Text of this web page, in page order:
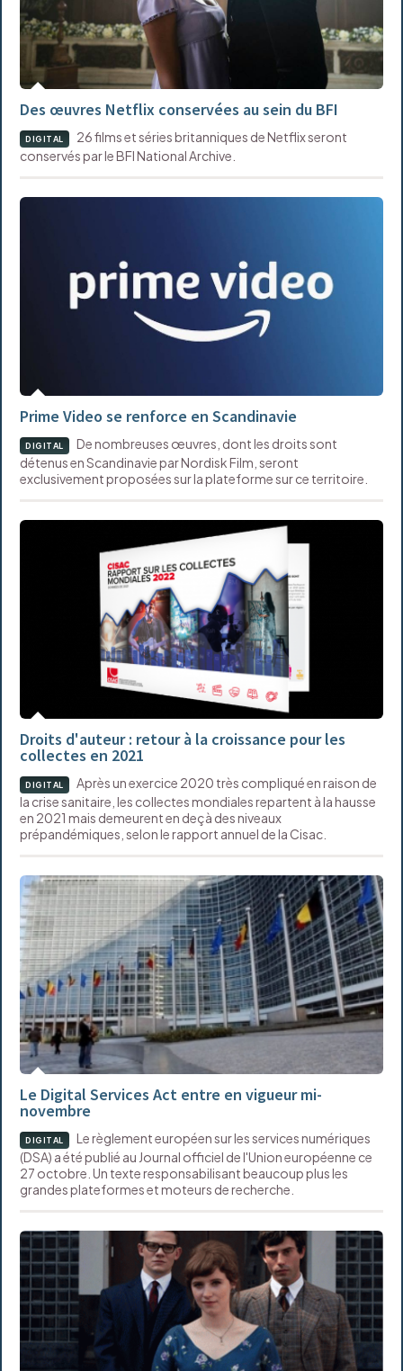
Des œuvres Netflix conservées au sein du BFI
DIGITAL
26 films et séries britanniques de Netflix seront
conservés par le BFI National Archive.
Prime Video se renforce en Scandinavie
DIGITAL
De nombreuses œuvres, dont les droits sont
détenus en Scandinavie par Nordisk Film, seront
exclusivement proposées sur la plateforme sur ce territoire.
Droits d'auteur : retour à la croissance pour les
collectes en 2021
DIGITAL
Après un exercice 2020 très compliqué en raison de
la crise sanitaire, les collectes mondiales repartent à la hausse
en 2021 mais demeurent en deçà des niveaux
prépandémiques, selon le rapport annuel de la Cisac.
Le Digital Services Act entre en vigueur mi-
novembre
DIGITAL
Le règlement européen sur les services numériques
(DSA) a été publié au Journal officiel de l'Union européenne ce
27 octobre. Un texte responsabilisant beaucoup plus les
grandes plateformes et moteurs de recherche.